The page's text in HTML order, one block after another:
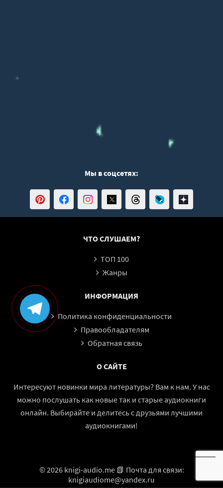
Мы в соцсетях:
ЧТО СЛУШАЕМ?
ТОП 100
Жанры
ИНФОРМАЦИЯ
Политика конфиденциальности
Правообладателям
Обратная связь
О САЙТЕ
Интересуют новинки мира литературы? Вам к нам. У нас
можно послушать как новые так и старые аудиокниги
онлайн. Выбирайте и делитесь с друзьями лучшими
аудиокнигами!
© 2026 knigi-audio.me 📗 Почта для связи:
knigiaudiome@yandex.ru